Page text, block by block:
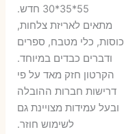
היה:
10 ₪.
7 ₪.
55*35*30 חדש.
מתאים לאריזת צלחות,
כוסות, כלי מטבח, ספרים
ודברים כבדים במיוחד.
הקרטון חזק מאד על פי
דרישות חברות ההובלה
ובעל עמידות מצויינת גם
לשימוש חוזר.